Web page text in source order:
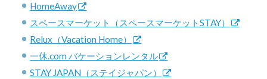
HomeAway
スペースマーケット（スペースマーケットSTAY）
Relux（Vacation Home）
一休.com バケーションレンタル
STAY JAPAN（ステイジャパン）